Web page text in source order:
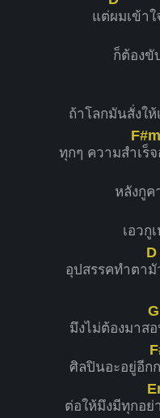
แต่ผมเข้า
ก็ต้องขั
ถ้าโลกมันสั่งให้
ทุกๆ ความสำเ
F#m
ร็
หลังกูค
เอวกู
อุปสรรคทำตา
D
มั
มึงไม่ต้องมาส
G
ศิลปินอะอยู่อีกก
ต่อให้มึงมีทุกอย่